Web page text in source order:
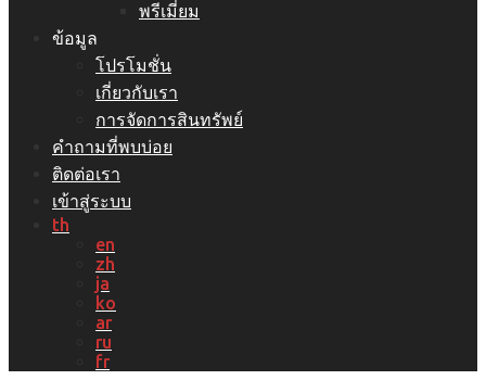
พรีเมี่ยม
ข้อมูล
โปรโมชั่น
เกี่ยวกับเรา
การจัดการสินทรัพย์
คำถามที่พบบ่อย
ติดต่อเรา
เข้าสู่ระบบ
th
en
zh
ja
ko
ar
ru
fr